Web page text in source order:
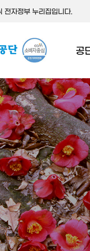
전자정부 누리집입니다.
공